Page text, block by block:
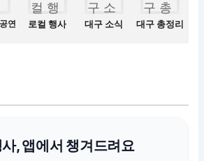
연 로컬 행사 대구 소식 대구 총정리
, 앱에서 챙겨드려요